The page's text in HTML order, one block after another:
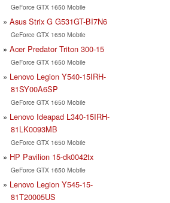
GeForce GTX 1650 Mobile
Asus Strix G G531GT-BI7N6
GeForce GTX 1650 Mobile
Acer Predator Triton 300-15
GeForce GTX 1650 Mobile
Lenovo Legion Y540-15IRH-
81SY00A6SP
GeForce GTX 1650 Mobile
Lenovo Ideapad L340-15IRH-
81LK0093MB
GeForce GTX 1650 Mobile
HP Pavilion 15-dk0042tx
GeForce GTX 1650 Mobile
Lenovo Legion Y545-15-
81T20005US